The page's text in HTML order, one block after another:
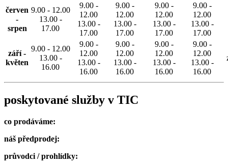
červen
-
srpen
9.00 - 12.00
13.00 -
17.00
9.00 -
12.00
13.00 -
17.00
9.00 -
12.00
13.00 -
17.00
9.00 -
12.00
13.00 -
17.00
9.00 -
12.00
13.00 -
17.00
září -
květen
9.00 - 12.00
13.00 -
16.00
9.00 -
12.00
13.00 -
16.00
9.00 -
12.00
13.00 -
16.00
9.00 -
12.00
13.00 -
16.00
9.00 -
12.00
13.00 -
16.00
poskytované služby v TIC
co prodáváme:
náš předprodej:
průvodci / prohlídky: